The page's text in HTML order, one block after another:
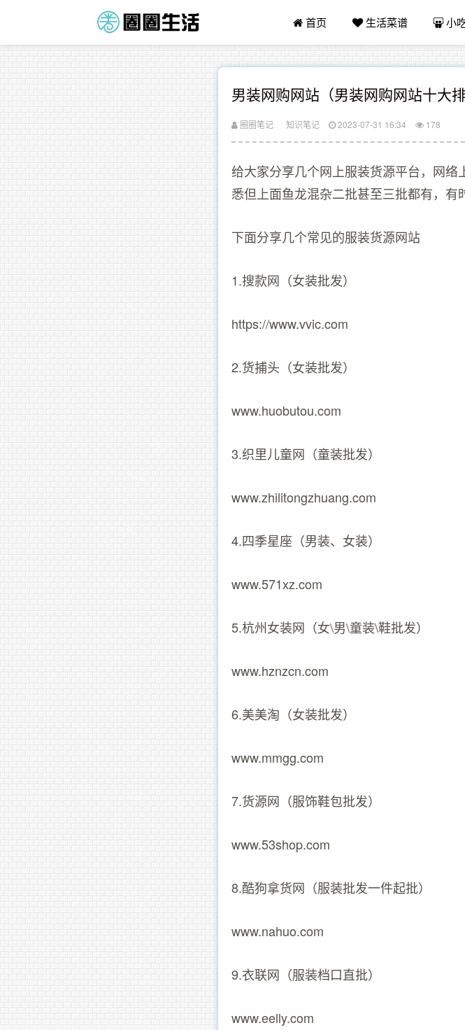
首页 生活菜谱 小
男装网购网站（男装网购网站十大排
圈圈笔记 知识笔记 2023-07-31 16:34 178
给大家分享几个网上服装货源平台，网
悉但上面鱼龙混杂二批甚至三批都有，有
下面分享几个常见的服装货源网站
1.搜款网（女装批发）
https://www.vvic.com
2.货捕头（女装批发）
www.huobutou.com
3.织里儿童网（童装批发）
www.zhilitongzhuang.com
4.四季星座（男装、女装）
www.571xz.com
5.杭州女装网（女\男\童装\鞋批发）
www.hznzcn.com
6.美美淘（女装批发）
www.mmgg.com
7.货源网（服饰鞋包批发）
www.53shop.com
8.酷狗拿货网（服装批发一件起批）
www.nahuo.com
9.衣联网（服装档口直批）
www.eelly.com